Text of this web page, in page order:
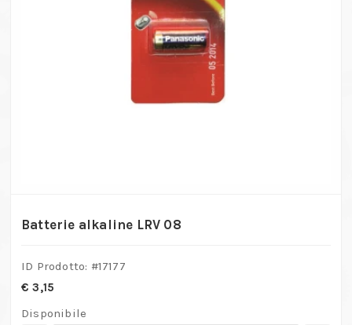
Batterie alkaline LRV 08
ID Prodotto: #17177
€ 3,15
Disponibile